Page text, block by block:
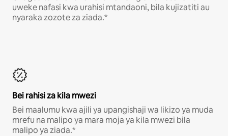
uweke nafasi kwa urahisi mtandaoni, bila kujizatiti au
nyaraka zozote za ziada.*
Bei rahisi za kila mwezi
Bei maalumu kwa ajili ya upangishaji wa likizo ya muda
mrefu na malipo ya mara moja ya kila mwezi bila
malipo ya ziada.*